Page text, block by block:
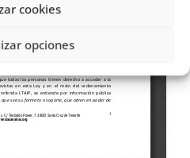
cookies
opciones